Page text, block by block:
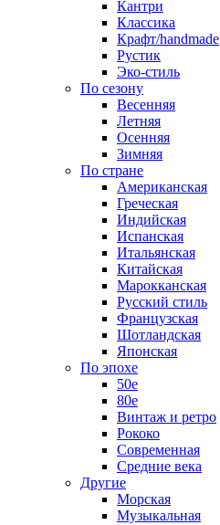
Кантри
Классика
Крафт/handmade
Рустик
Эко-стиль
По сезону
Весенняя
Летняя
Осенняя
Зимняя
По стране
Американская
Греческая
Индийская
Испанская
Итальянская
Китайская
Марокканская
Русский стиль
Французская
Шотландская
Японская
По эпохе
50е
80е
Винтаж и ретро
Рококо
Современная
Средние века
Другие
Морская
Музыкальная